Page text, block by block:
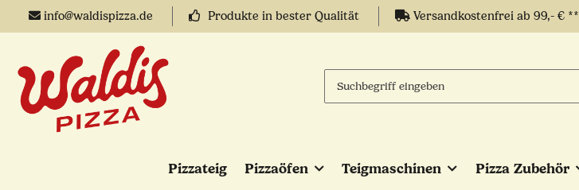
info@waldispizza.de Produkte in bester Qualität Versandkostenfrei ab 99,- € **
Pizzateig Pizzaöfen Teigmaschinen Pizza Zubehör